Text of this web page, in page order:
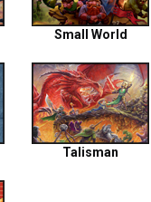
Small World
Talisman